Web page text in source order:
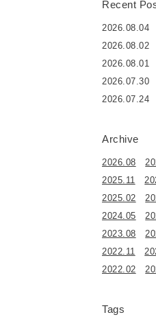
Recent
2026.08.04
2026.08.02
2026.08.01
2026.07.30
2026.07.24
Archive
2026.08
2025.11
2025.02
2024.05
2023.08
2022.11
2022.02
Tags